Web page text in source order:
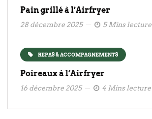
Pain grillé à l’Airfryer
28 décembre 2025 5 Mins lecture
REPAS & ACCOMPAGNEMENTS
Poireaux à l’Airfryer
16 décembre 2025 4 Mins lecture